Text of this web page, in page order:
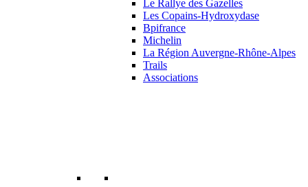
Le Rallye des Gazelles
Les Copains-Hydroxydase
Bpifrance
Michelin
La Région Auvergne-Rhône-Alpes
Trails
Associations